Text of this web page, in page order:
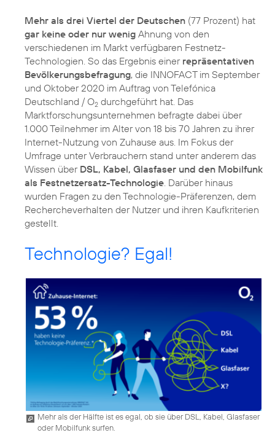
Mehr als drei Viertel der Deutschen (77 Prozent) hat
gar keine oder nur wenig Ahnung von den
verschiedenen im Markt verfügbaren Festnetz-
Technologien. So das Ergebnis einer repräsentativen
Bevölkerungsbefragung, die INNOFACT im September
und Oktober 2020 im Auftrag von Telefónica
Deutschland / O2 durchgeführt hat. Das
Marktforschungsunternehmen befragte dabei über
1.000 Teilnehmer im Alter von 18 bis 70 Jahren zu ihrer
Internet-Nutzung von Zuhause aus. Im Fokus der
Umfrage unter Verbrauchern stand unter anderem das
Wissen über DSL, Kabel, Glasfaser und den Mobilfunk
als Festnetzersatz-Technologie . Darüber hinaus
wurden Fragen zu den Technologie-Präferenzen, dem
Rechercheverhalten der Nutzer und ihren Kaufkriterien
gestellt.
Technologie? Egal!
Mehr als der Hälfte ist es egal, ob sie über DSL, Kabel, Glasfaser
oder Mobilfunk surfen.